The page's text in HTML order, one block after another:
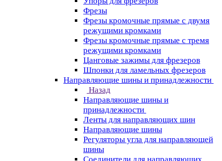
Фрезы
Фрезы кромочные прямые с двумя
режущими кромками
Фрезы кромочные прямые с тремя
режущими кромками
Цанговые зажимы для фрезеров
Шпонки для ламельных фрезеров
Направляющие шины и принадлежности
Назад
Направляющие шины и
принадлежности
Ленты для направляющих шин
Направляющие шины
Регуляторы угла для направляющей
шины